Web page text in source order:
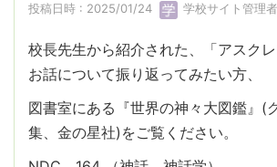
投稿日時 : 2025/01/24 学校サイト管理者
校長先生から紹介された、「アスク
お話について振り返ってみたい方、
図書室にある『世界の神々大図鑑』(
集、金の星社)をご覧ください。